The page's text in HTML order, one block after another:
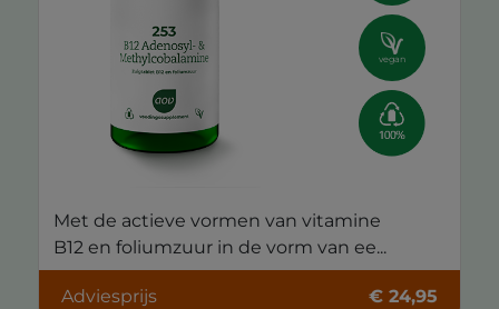
vegan
Met de actieve vormen van vitamine
B12 en foliumzuur in de vorm van ee...
Adviesprijs € 24,95